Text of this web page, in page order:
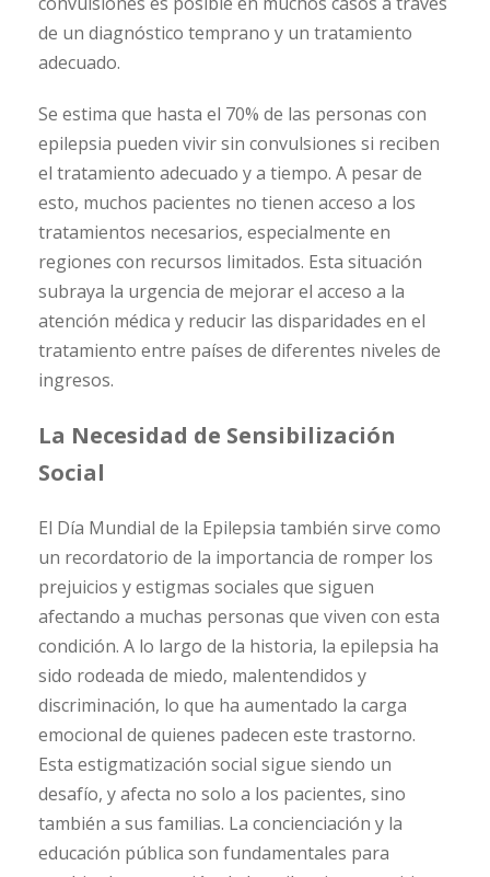
de un diagnóstico temprano y un tratamiento
adecuado.
Se estima que hasta el 70% de las personas con
epilepsia pueden vivir sin convulsiones si reciben
el tratamiento adecuado y a tiempo. A pesar de
esto, muchos pacientes no tienen acceso a los
tratamientos necesarios, especialmente en
regiones con recursos limitados. Esta situación
subraya la urgencia de mejorar el acceso a la
atención médica y reducir las disparidades en el
tratamiento entre países de diferentes niveles de
ingresos.
La Necesidad de Sensibilización
Social
El Día Mundial de la Epilepsia también sirve como
un recordatorio de la importancia de romper los
prejuicios y estigmas sociales que siguen
afectando a muchas personas que viven con esta
condición. A lo largo de la historia, la epilepsia ha
sido rodeada de miedo, malentendidos y
discriminación, lo que ha aumentado la carga
emocional de quienes padecen este trastorno.
Esta estigmatización social sigue siendo un
desafío, y afecta no solo a los pacientes, sino
también a sus familias. La concienciación y la
educación pública son fundamentales para